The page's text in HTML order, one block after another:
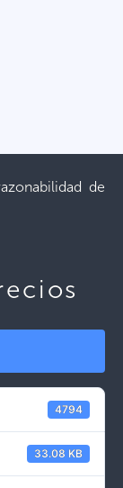
de
4794
33.08 KB